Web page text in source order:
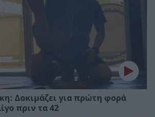
Δοκιμάζει για πρώτη φορά
πριν τα 42